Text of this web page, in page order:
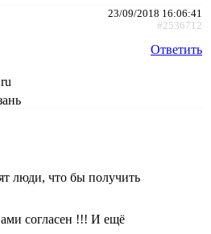
23/09/2018 16:06:41
#2536712
Ответить
люди, что бы получить
согласен !!! И ещё